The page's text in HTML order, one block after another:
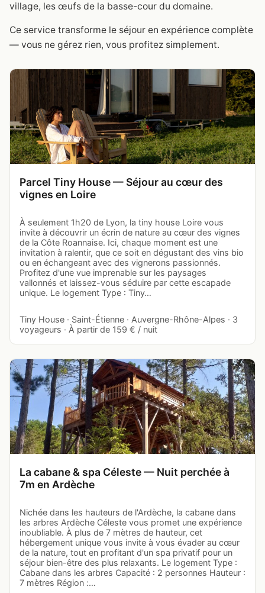
village, les œufs de la basse-cour du domaine.
Ce service transforme le séjour en expérience complète
— vous ne gérez rien, vous profitez simplement.
Parcel Tiny House — Séjour au cœur des
vignes en Loire
À seulement 1h20 de Lyon, la tiny house Loire vous
invite à découvrir un écrin de nature au cœur des vignes
de la Côte Roannaise. Ici, chaque moment est une
invitation à ralentir, que ce soit en dégustant des vins bio
ou en échangeant avec des vignerons passionnés.
Profitez d'une vue imprenable sur les paysages
vallonnés et laissez-vous séduire par cette escapade
unique. Le logement Type : Tiny…
Tiny House · Saint-Étienne · Auvergne-Rhône-Alpes · 3
voyageurs · À partir de 159 € / nuit
La cabane & spa Céleste — Nuit perchée à
7m en Ardèche
Nichée dans les hauteurs de l'Ardèche, la cabane dans
les arbres Ardèche Céleste vous promet une expérience
inoubliable. À plus de 7 mètres de hauteur, cet
hébergement unique vous invite à vous évader au cœur
de la nature, tout en profitant d'un spa privatif pour un
séjour bien-être des plus relaxants. Le logement Type :
Cabane dans les arbres Capacité : 2 personnes Hauteur :
7 mètres Région :…